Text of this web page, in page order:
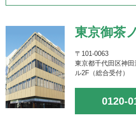
東京御茶
〒101-0063
東京都千代田区神
ル2F（総合受付）
0120-